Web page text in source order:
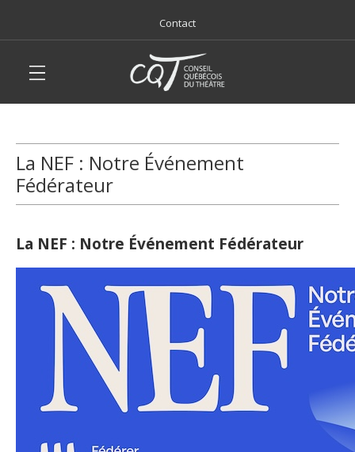
Contact
La NEF : Notre Événement
Fédérateur
La NEF : Notre Événement Fédérateur